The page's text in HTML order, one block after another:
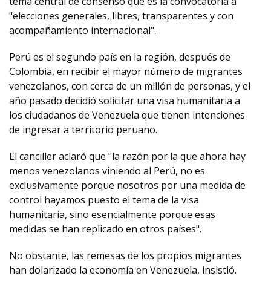
"elecciones generales, libres, transparentes y con
acompañamiento internacional".
Perú es el segundo país en la región, después de
Colombia, en recibir el mayor número de migrantes
venezolanos, con cerca de un millón de personas, y el
año pasado decidió solicitar una visa humanitaria a
los ciudadanos de Venezuela que tienen intenciones
de ingresar a territorio peruano.
El canciller aclaró que "la razón por la que ahora hay
menos venezolanos viniendo al Perú, no es
exclusivamente porque nosotros por una medida de
control hayamos puesto el tema de la visa
humanitaria, sino esencialmente porque esas
medidas se han replicado en otros países".
No obstante, las remesas de los propios migrantes
han dolarizado la economía en Venezuela, insistió.